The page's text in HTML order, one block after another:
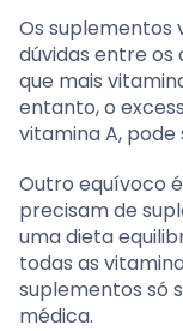
Os suplementos
dúvidas entre os
que mais
entanto, o
vitamina A,
Outro equívoco
precisam de
uma dieta
todas as
suplementos só
médica.